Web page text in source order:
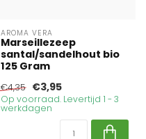
AROMA VERA
Marseillezeep
santal/sandelhout bio
125 Gram
€4,35 €3,95
Op voorraad. Levertijd 1 - 3
werkdagen